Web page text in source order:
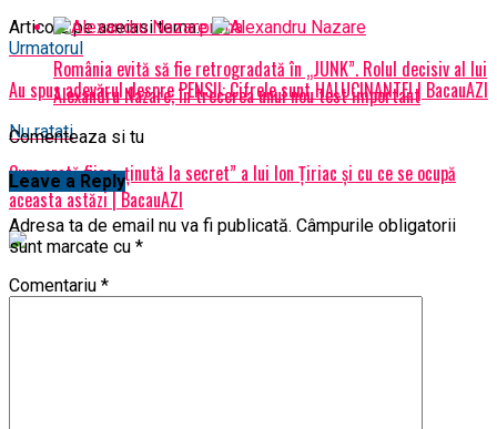
Articole pe aceiasi tema:prima
Urmatorul
Au spus adevărul despre PENSII: Cifrele sunt HALUCINANTE! | BacauAZI
Nu ratati
Cum arată fiica „ținută la secret” a lui Ion Țiriac și cu ce se ocupă
aceasta astăzi | BacauAZI
România evită să fie retrogradată în „JUNK”. Rolul decisiv al lui
Alexandru Nazare, în trecerea unui nou test important
Comenteaza si tu
Leave a Reply
Adresa ta de email nu va fi publicată. Câmpurile obligatorii
sunt marcate cu *
Comentariu *